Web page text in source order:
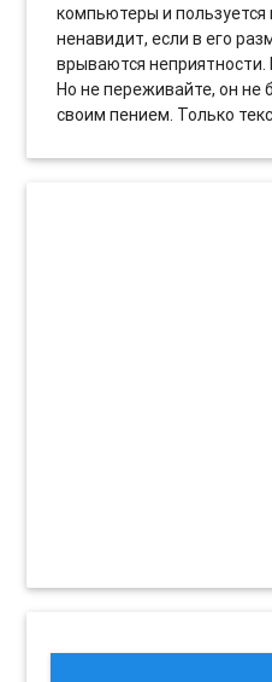
компьютеры и
ненавидит, если в его
врываются
Но не переживайте, он не
своим пением. Только